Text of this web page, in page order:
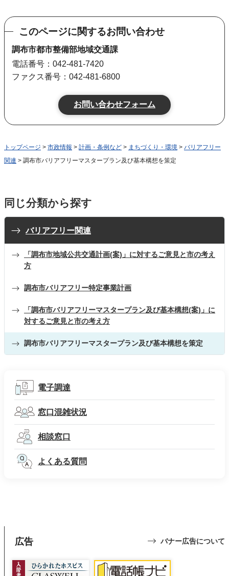
このページに関するお問い合わせ
調布市都市整備部地域交通課
電話番号：042-481-7420
ファクス番号：042-481-6800
トップページ > 市政情報 > 計画・条例など > まちづくり・環境 > バリアフリー
関連 > 調布市バリアフリーマスタープラン及び基本構想を策定
同じ分類から探す
バリアフリー関連
「調布市地域公共交通計画(案)」に対するご意見と市の考え
方
調布市バリアフリー特定事業計画
「調布市バリアフリーマスタープラン及び基本構想(案)」に
対するご意見と市の考え方
調布市バリアフリーマスタープラン及び基本構想を策定
電子調達
窓口混雑状況
相談窓口
よくある質問
広告 バナー広告について